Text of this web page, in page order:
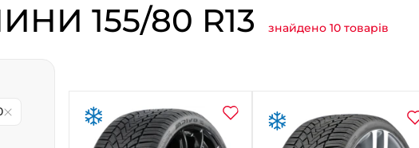
155/80 R13 знайдено 10 товарів